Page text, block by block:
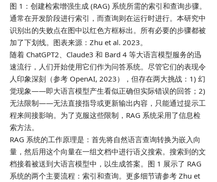
图 1：创建检索增强生成 (RAG) 系统所需的索引和查询步骤。
通常在开发阶段进行索引，而查询则在运行时进行。本研究中
识别出的失败点在图中以红色方框标出。所有必要的步骤都被
加了下划线。图表来源：Zhu et al. 2023。
随着 ChatGPT2、Claude3 和 Bard 4 等大语言模型服务的迅
速流行，人们开始使用它们作为问答系统。尽管它们的表现令
人印象深刻（参考 OpenAI, 2023），但存在两大挑战：1) 幻
觉现象——即大语言模型产生看似正确但实际错误的回答；2)
无法限制——无法直接指导或更新输出内容，只能通过提示工
程来间接影响。为了克服这些限制，RAG 系统采用了信息检
索方法。
RAG 系统的工作原理是：首先将自然语言查询转换为嵌入向
量，然后用这个向量在一组文档中进行语义搜索。搜索到的文
档接着被送到大语言模型中，以生成答案。图 1 展示了 RAG
系统的两个主要流程：索引和查询。更多细节请参考 Zhu et